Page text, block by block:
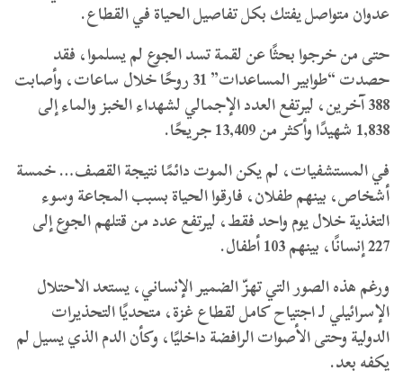
عدوان متواصل يفتك بكل تفاصيل الحياة في القطاع.
حتى من خرجوا بحثًا عن لقمة تسد الجوع لم يسلموا، فقد
حصدت “طوابير المساعدات” 31 روحًا خلال ساعات، وأصابت
388 آخرين، ليرتفع العدد الإجمالي لشهداء الخبز والماء إلى
1,838 شهيدًا وأكثر من 13,409 جريحًا.
في المستشفيات، لم يكن الموت دائمًا نتيجة القصف… خمسة
أشخاص، بينهم طفلان، فارقوا الحياة بسبب المجاعة وسوء
التغذية خلال يوم واحد فقط، ليرتفع عدد من قتلهم الجوع إلى
227 إنسانًا، بينهم 103 أطفال.
ورغم هذه الصور التي تهزّ الضمير الإنساني، يستعد الاحتلال
الإسرائيلي لـ اجتياح كامل لقطاع غزة، متحديًا التحذيرات
الدولية وحتى الأصوات الرافضة داخليًا، وكأن الدم الذي يسيل لم
يكفه بعد.